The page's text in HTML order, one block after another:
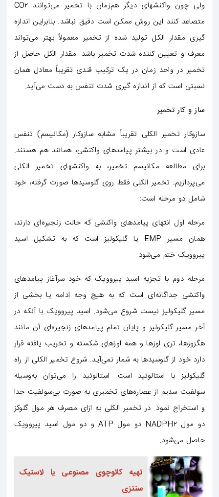
ولی چون واکنشهای دیگر هم‌زمان با تخمیر می‌توانند CO۲
متصاعد کنند این روش ممکن است دقیق نباشد. بنابراین اندازه
گیری مقدار الکل تولید شده از تخمیر معمولاً بهتر می‌تواند
معرف و تعیین کننده شدت تخمیر باشد. مقدار الکل حاصل از
تخمیر در واحد زمان در یک ترکیب قندی تقریباً معادل همان
نسبتی است که از اندازه گیری شدت تنفس به دست می‌آید.
ساز و کار تخمیر
سازوکار تخمیر الکلی تقریباً مشابه سازوکار (مکانیسم) تنفس
عادی است و در بیشتر پیامدهای واکنشی، همانند هم هستند.
برای مطالعه مکانیسم تخمیر، به واکنشهای تخمیر الکلی
می‌پردازیم. تخمیر الکلی فقط روی گلوسیدها صورت گرفته، خود
شامل دو مرحله است:
مرحله اول انتهای پیامدهای واکنشی که حالت زنجیره‌ای دارند،
همان مسیر EMP یا گلیکولیز است که به تشکیل اسید
پیروویک ختم می‌شود.
مرحله دوم با تجزیه اسید پیروویک که خود سرآغاز پیامدهای
واکنشی جداگانه‌ای است که به هیچ وجه ادامه یا بخشی از
مسیر گلیکولیز نیست شروع می‌شود. اسید پیروویک با آنکه در
آخر مسیر گلیکولیز و پایان تمام پیامدهای زنجیره‌ای آن مانند
هگزوزها، تری اوزها و همه اوزهای شکسته و تخریب یافته قرار
دارد خود از گلوسیدها به شمار نمی‌آید. شروع تخمیر الکلی از راه
گلیکولیز با استالوئید است. استالوئید را می‌توان به‌وسیله
سولفیت سدیم از عصاره‌های تخمیری به صورت بی‌سولفیت جدا
و استخراج نمود. در تخمیر الکلی به ازای مصرف هر مول گلوکز
دو مول NADPH۲ دو مول ATP و دو مول اسید پیروویک
حاصل می‌شود.
تهیه کائوچوی مصنوعی یا لاستیک
سنتزی